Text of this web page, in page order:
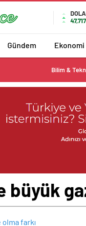
Gündem Ekonomi
Bilim &
büyük